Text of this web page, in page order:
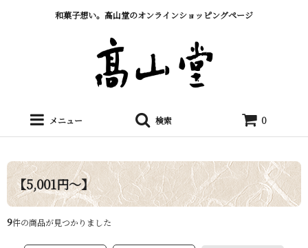
和菓子想い。髙山堂のオンラインショッピングページ
メニュー 検索 0
【5,001円～】
9件の商品が見つかりました